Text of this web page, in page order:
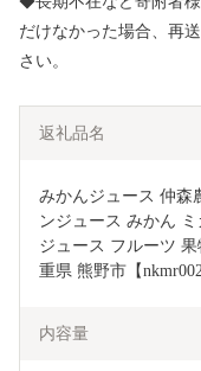
だけなかった場合、再
さい。
返礼品名
みかんジュース 仲森
ンジュース みかん
ジュース フルーツ
重県 熊野市【
内容量